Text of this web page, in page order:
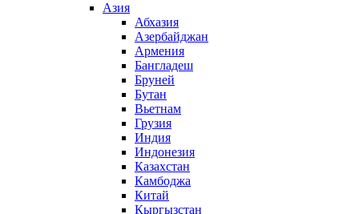
Азия
Абхазия
Азербайджан
Армения
Бангладеш
Бруней
Бутан
Вьетнам
Грузия
Индия
Индонезия
Казахстан
Камбоджа
Китай
Кыргызстан